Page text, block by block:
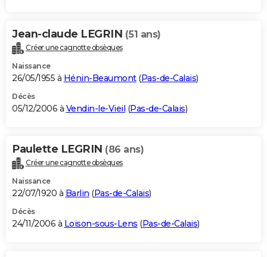
Jean-claude LEGRIN (51 ans)
Créer une cagnotte obsèques
Naissance
26/05/1955 à Hénin-Beaumont(Pas-de-Calais)
Décès
05/12/2006 à Vendin-le-Vieil (Pas-de-Calais)
Paulette LEGRIN (86 ans)
Créer une cagnotte obsèques
Naissance
22/07/1920 à Barlin (Pas-de-Calais)
Décès
24/11/2006 à Loison-sous-Lens (Pas-de-Calais)